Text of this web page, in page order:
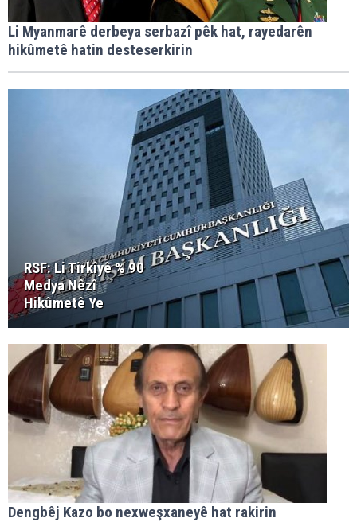
Li Myanmarê derbeya serbazî pêk hat, rayedarên
hikûmetê hatin desteserkirin
RSF: Li Tirkîyê % 90
Medya Nêzî
Hikûmetê Ye
Dengbêj Kazo bo nexweşxaneyê hat rakirin